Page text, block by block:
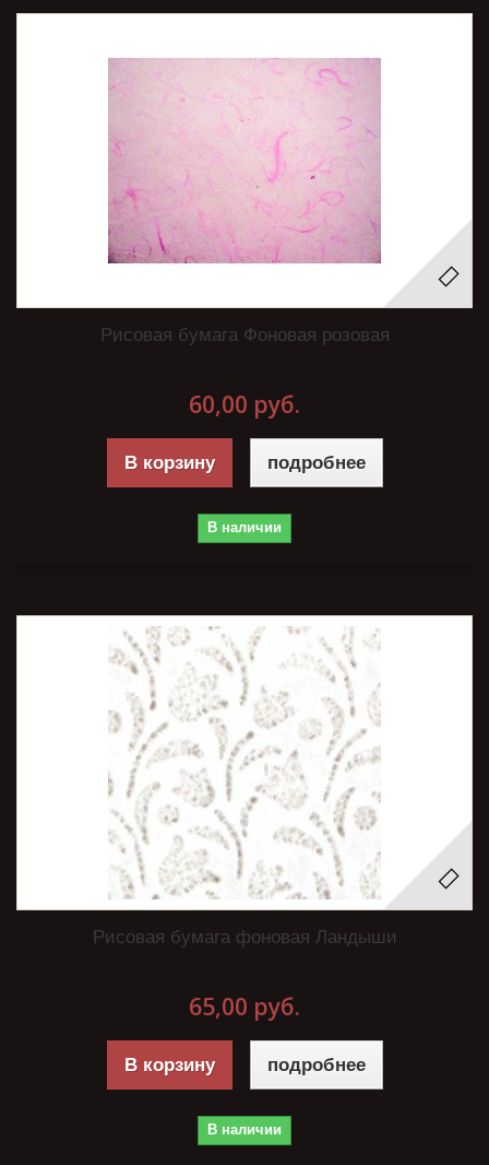
Рисовая бумага Фоновая розовая
60,00 руб.
В корзину подробнее
В наличии
Рисовая бумага фоновая Ландыши
65,00 руб.
В корзину подробнее
В наличии